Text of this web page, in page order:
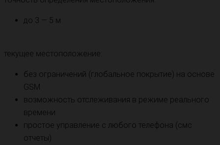
до 3 — 5 м
текущее местоположение:
без ограничений (глобальное покрытие) на основе
GSM
возможность отслеживания в режиме реального
времени
простое управление с любого телефона (смс
отчеты)